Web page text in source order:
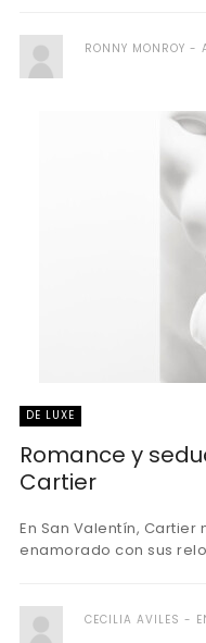
RONNY MONROY
DE LUXE
Romance y
Cartier
En San Valentín,
enamorado con sus
CECILIA AVILES